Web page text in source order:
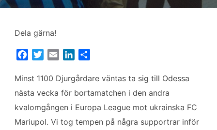
Dela gärna!
c
e
o
o
i
t
e
r
a
n
k
d
I
l
a
Minst 1100 Djurgårdare väntas ta sig till Odessa
nästa vecka för bortamatchen i den andra
kvalomgången i Europa League mot ukrainska FC
Mariupol. Vi tog tempen på några supportrar inför